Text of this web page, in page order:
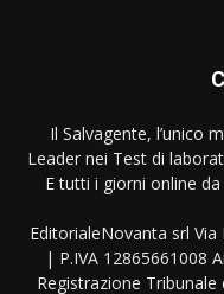
Il Salvagente, l’unico
Leader nei Test di
E tutti i giorni online
EditorialeNovanta srl
| P.IVA 12865661008
Registrazione